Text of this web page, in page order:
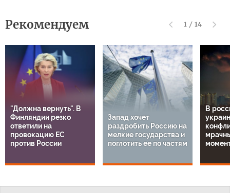
Рекомендуем 1 / 14
"Должна вернуть". В
Финляндии резко
ответили на
провокацию ЕС
против России
Запад хочет
раздробить Россию на
мелкие государства и
поглотить ее по частям
В